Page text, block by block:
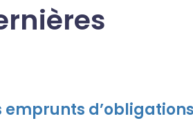
d’obligations